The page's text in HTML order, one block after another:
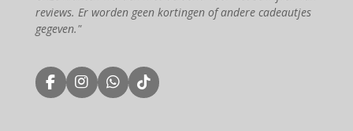
reviews. Er worden geen kortingen of andere cadeautjes
gegeven."
F
a
I
n
W
h
T
i